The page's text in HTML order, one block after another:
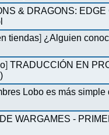
& DRAGONS:
tiendas] ¿Alguien
]TRADUCCIÓN EN
Lobo es más simple
WARGAMES -